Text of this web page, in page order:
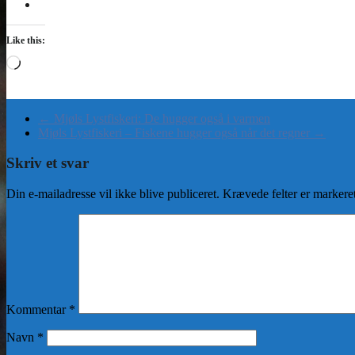
Like this:
Loading…
← Mjøls Lystfiskeri: De hugger også i varmen
Mjøls Lystfiskeri – Fiskene hugger også når det regner →
Skriv et svar
Din e-mailadresse vil ikke blive publiceret. Krævede felter er
Kommentar *
Navn *